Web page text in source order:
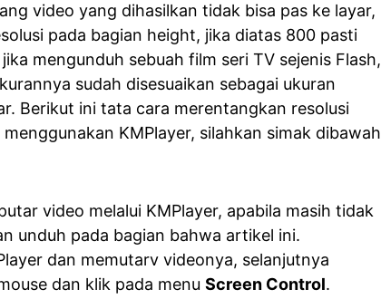
video yang dihasilkan tidak bisa pas ke layar,
pada bagian height, jika diatas 800 pasti
mengunduh sebuah film seri TV sejenis Flash,
sudah disesuaikan sebagai ukuran
Berikut ini tata cara merentangkan resolusi
KMPlayer, silahkan simak dibawah
video melalui KMPlayer, apabila masih tidak
unduh pada bagian bahwa artikel ini.
dan memutarv videonya, selanjutnya
dan klik pada menu Screen Control.